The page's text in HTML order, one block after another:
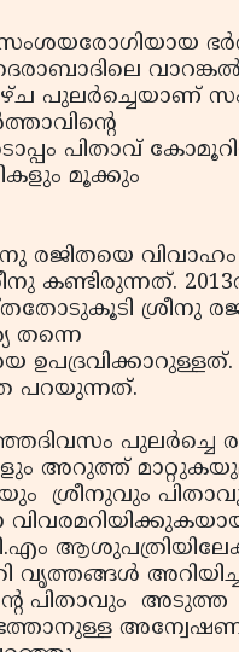
വാറങ്കല്‍
പുലര്‍ച്ചെയാണ്
പിതാവ്
മൂക്കും
രജിതയെ വിവാഹം
ശ്രീനു
തന്നെ
പറയുന്നത്.
പുലര്‍ച്ചെ
അറുത്ത്
ശ്രീനുവും
ആശുപത്രിയിലേക്ക്
പിതാവും അടുത്ത